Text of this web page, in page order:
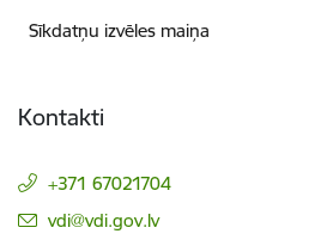
Sīkdatņu izvēles maiņa
Kontakti
+371 67021704
E-pasts:
vdi@vdi.gov.lv